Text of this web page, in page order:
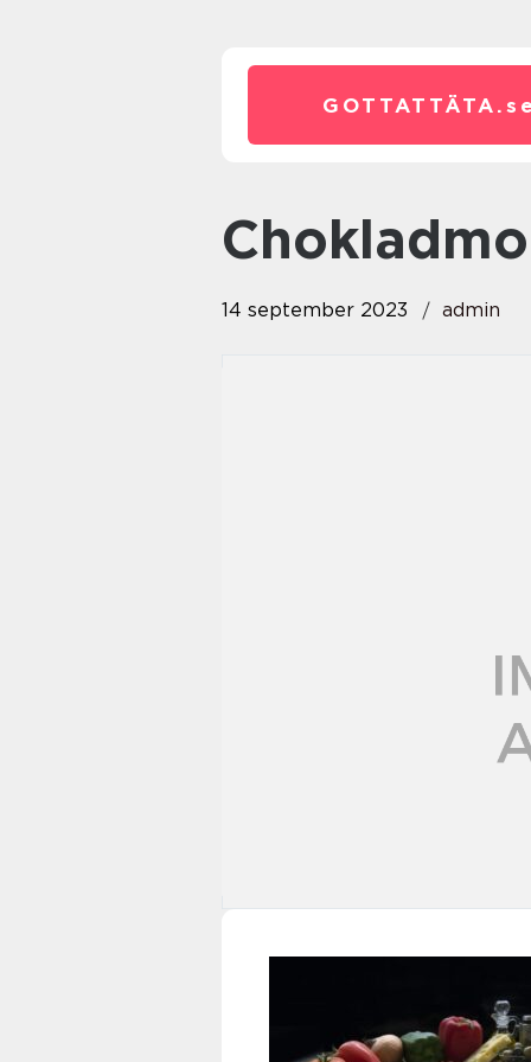
GOTTATTÄTA.
14 september 2023 admin